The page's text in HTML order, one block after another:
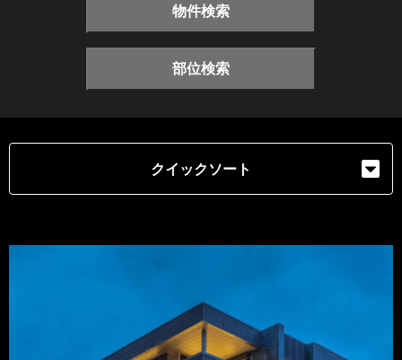
物件検索
部位検索
クイックソート